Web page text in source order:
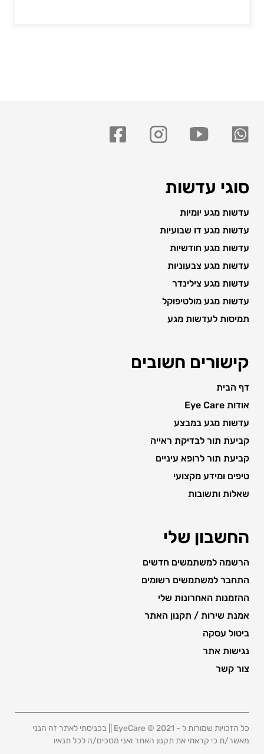
סוגי עדשות
עדשות מגע יומיות
עדשות מגע דו שבועיות
עדשות מגע חודשיות
עדשות מגע צבעוניות
עדשות מגע צילינדר
עדשות מגע מולטיפוקל
תמיסות לעדשות מגע
קישורים חשובים
דף הבית
אודות Eye Care
עדשות מגע במבצע
קביעת תור לבדיקת ראייה
קביעת תור לרופא עיניים
טיפים ומידע מקצועי
שאלות ותשובות
החשבון שלי
הרשמה למשתמשים חדשים
התחבר למשתמשים רשומים
ההזמנות האחרונות שלי
אמנת שירות / תקנון האתר
ביטול עסקה
נגישות אתר
צור קשר
כל הזכויות שמורות ל - 2021 © EyeCare || בכניסתי לאתר זה הנני
מאשר/ת כי קראתי את תקנון האתר ואני מסכים/ה לכל תנאיו